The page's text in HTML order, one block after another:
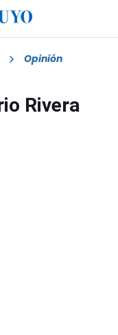
Opinión
Rivera